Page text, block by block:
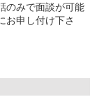
のみで面談が可能
お申し付け下さ